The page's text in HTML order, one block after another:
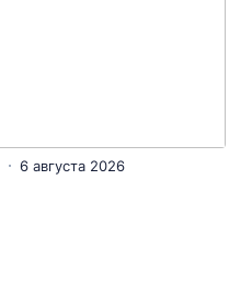
6 августа 2026